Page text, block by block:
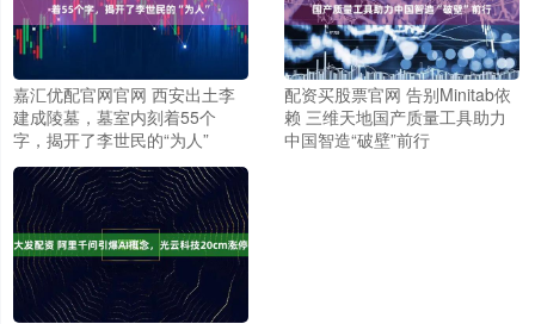
嘉汇优配官网官网 西安出土李
建成陵墓，墓室内刻着55个
字，揭开了李世民的“为人”
配资买股票官网 告别Minitab依
赖 三维天地国产质量工具助力
中国智造“破壁”前行